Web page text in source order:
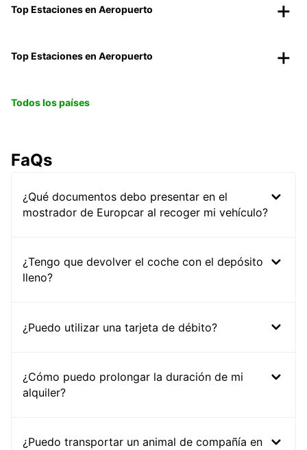
Top Estaciones en Aeropuerto
Top Estaciones en Aeropuerto
Todos los países
FaQs
¿Qué documentos debo presentar en el
mostrador de Europcar al recoger mi vehículo?
¿Tengo que devolver el coche con el depósito
lleno?
¿Puedo utilizar una tarjeta de débito?
¿Cómo puedo prolongar la duración de mi
alquiler?
¿Puedo transportar un animal de compañía en